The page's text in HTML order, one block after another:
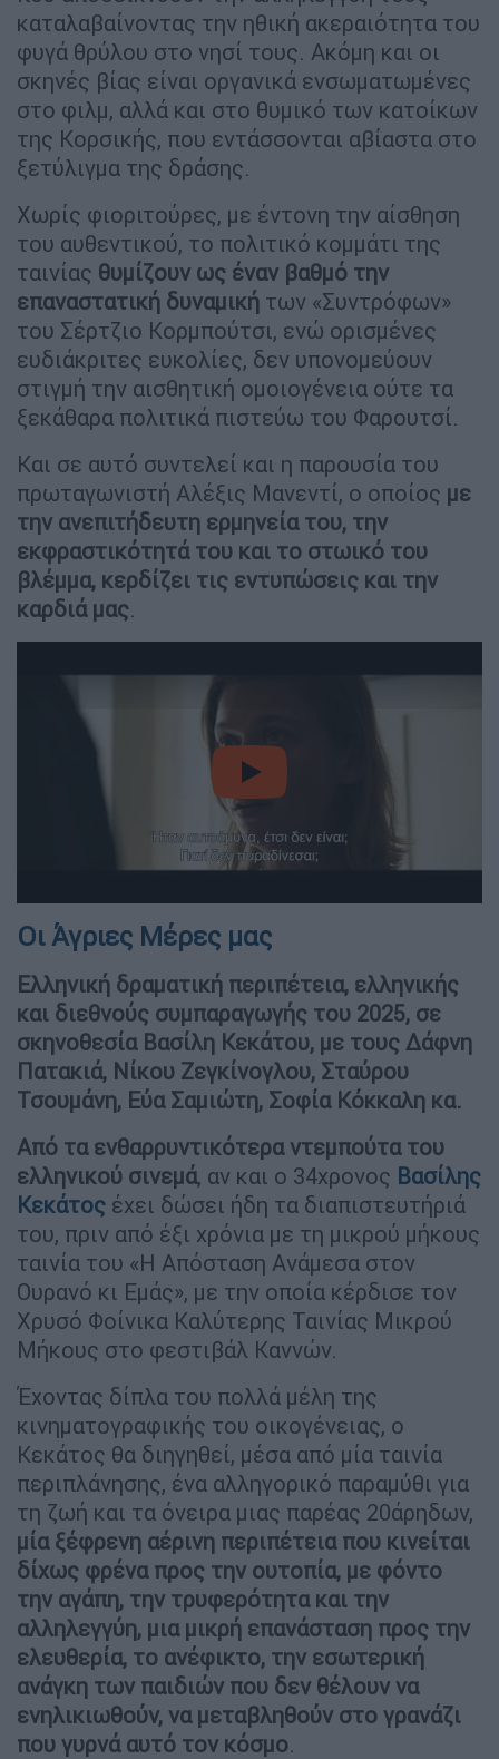
καταλαβαίνοντας την ηθική ακεραιότητα του
φυγά θρύλου στο νησί τους. Ακόμη και οι
σκηνές βίας είναι οργανικά ενσωματωμένες
στο φιλμ, αλλά και στο θυμικό των κατοίκων
της Κορσικής, που εντάσσονται αβίαστα στο
ξετύλιγμα της δράσης.
Χωρίς φιοριτούρες, με έντονη την αίσθηση
του αυθεντικού, το πολιτικό κομμάτι της
ταινίας θυμίζουν ως έναν βαθμό την
επαναστατική δυναμική των «Συντρόφων»
του Σέρτζιο Κορμπούτσι, ενώ ορισμένες
ευδιάκριτες ευκολίες, δεν υπονομεύουν
στιγμή την αισθητική ομοιογένεια ούτε τα
ξεκάθαρα πολιτικά πιστεύω του Φαρουτσί.
Και σε αυτό συντελεί και η παρουσία του
πρωταγωνιστή Αλέξις Μανεντί, ο οποίος με
την ανεπιτήδευτη ερμηνεία του, την
εκφραστικότητά του και το στωικό του
βλέμμα, κερδίζει τις εντυπώσεις και την
καρδιά μας.
video
Οι Άγριες Μέρες μας
Ελληνική δραματική περιπέτεια, ελληνικής
και διεθνούς συμπαραγωγής του 2025, σε
σκηνοθεσία Βασίλη Κεκάτου, με τους Δάφνη
Πατακιά, Νίκου Ζεγκίνογλου, Σταύρου
Τσουμάνη, Εύα Σαμιώτη, Σοφία Κόκκαλη κα.
Από τα ενθαρρυντικότερα ντεμπούτα του
ελληνικού σινεμά, αν και ο 34χρονος Βασίλης
Κεκάτος έχει δώσει ήδη τα διαπιστευτήριά
του, πριν από έξι χρόνια με τη μικρού μήκους
ταινία του «Η Απόσταση Ανάμεσα στον
Ουρανό κι Εμάς», με την οποία κέρδισε τον
Χρυσό Φοίνικα Καλύτερης Ταινίας Μικρού
Μήκους στο φεστιβάλ Καννών.
Έχοντας δίπλα του πολλά μέλη της
κινηματογραφικής του οικογένειας, ο
Κεκάτος θα διηγηθεί, μέσα από μία ταινία
περιπλάνησης, ένα αλληγορικό παραμύθι για
τη ζωή και τα όνειρα μιας παρέας 20άρηδων,
μία ξέφρενη αέρινη περιπέτεια που κινείται
δίχως φρένα προς την ουτοπία, με φόντο
την αγάπη, την τρυφερότητα και την
αλληλεγγύη, μια μικρή επανάσταση προς την
ελευθερία, το ανέφικτο, την εσωτερική
ανάγκη των παιδιών που δεν θέλουν να
ενηλικιωθούν, να μεταβληθούν στο γρανάζι
που γυρνά αυτό τον κόσμο.